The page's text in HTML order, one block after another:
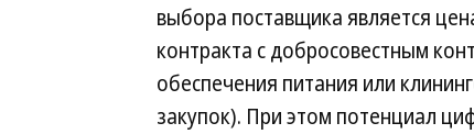
выбора поставщика является
контракта с добросовестным
обеспечения питания или
закупок). При этом потенциал